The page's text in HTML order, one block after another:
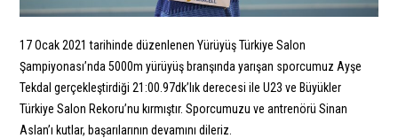
17 Ocak 2021 tarihinde düzenlenen Yürüyüş Türkiye Salon
Şampiyonası’nda 5000m yürüyüş branşında yarışan sporcumuz Ayşe
Tekdal gerçekleştirdiği 21:00.97dk’lık derecesi ile U23 ve Büyükler
Türkiye Salon Rekoru’nu kırmıştır. Sporcumuzu ve antrenörü Sinan
Aslan’ı kutlar, başarılarının devamını dileriz.